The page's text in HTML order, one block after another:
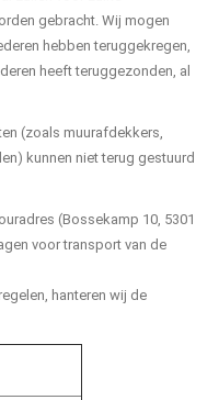
gebracht. Wij mogen
hebben teruggekregen,
heeft teruggezonden, al
(zoals muurafdekkers,
kunnen niet terug gestuurd
(Bossekamp 10, 5301
voor transport van de
hanteren wij de